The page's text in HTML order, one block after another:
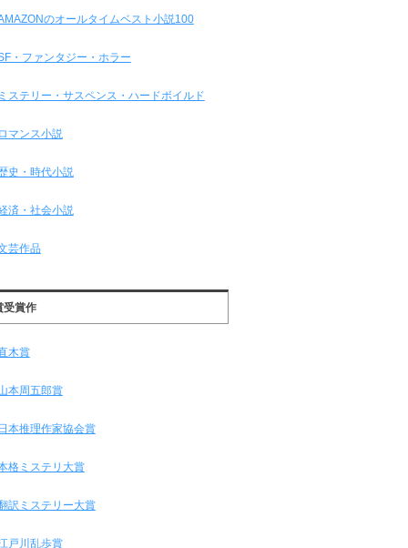
のオールタイムベスト小説100
・ファンタジー・ホラー
ステリー・サスペンス・ハードボイルド
マンス小説
史・時代小説
済・社会小説
芸作品
受賞作
木賞
本周五郎賞
本推理作家協会賞
格ミステリ大賞
訳ミステリー大賞
戸川乱歩賞